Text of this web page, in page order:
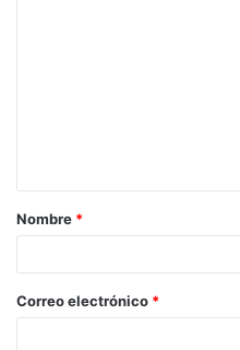
Nombre *
Correo electrónico *